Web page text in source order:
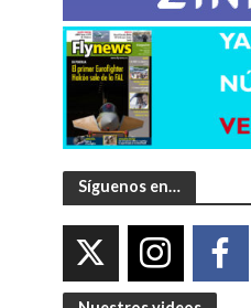
Síguenos en…